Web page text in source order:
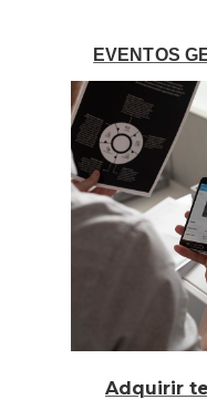
EVENTOS
Adquirir